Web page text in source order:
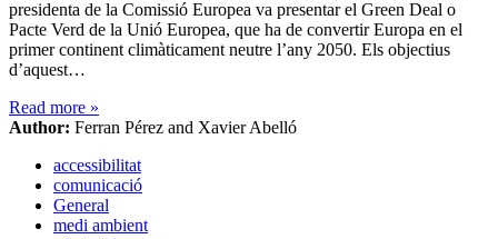
presidenta de la Comissió Europea va presentar el Green Deal o
Pacte Verd de la Unió Europea, que ha de convertir Europa en el
primer continent climàticament neutre l’any 2050. Els objectius
d’aquest…
Read more »
Author: Ferran Pérez and Xavier Abelló
accessibilitat
comunicació
General
medi ambient